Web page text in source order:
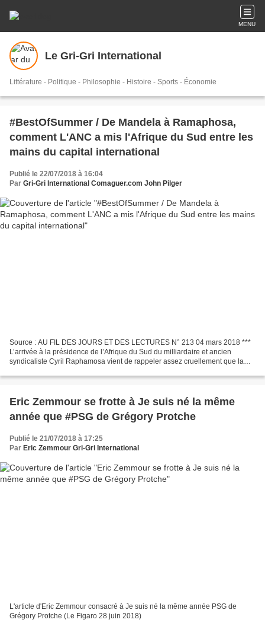
MENU
Le Gri-Gri International
Littérature - Politique - Philosophie - Histoire - Sports - Économie
#BestOfSummer / De Mandela à Ramaphosa,
comment L'ANC a mis l'Afrique du Sud entre les
mains du capital international
Publié le 22/07/2018 à 16:04
Par Gri-Gri International Comaguer.com John Pilger
Source : AU FIL DES JOURS ET DES LECTURES N° 213 04 mars 2018 ***
L’arrivée à la présidence de l’Afrique du Sud du milliardaire et ancien
syndicaliste Cyril Raphamosa vient de rappeler assez cruellement que la
Eric Zemmour se frotte à Je suis né la même
année que #PSG de Grégory Protche
Publié le 21/07/2018 à 17:25
Par Eric Zemmour Gri-Gri International
L'article d'Eric Zemmour consacré à Je suis né la même année PSG de
Grégory Protche (Le Figaro 28 juin 2018)